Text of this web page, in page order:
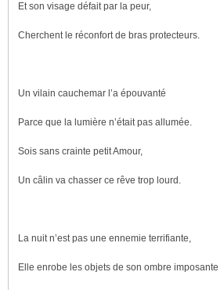
Et son visage défait par la peur,
Cherchent le réconfort de bras protecteurs.
Un vilain cauchemar l’a épouvanté
Parce que la lumière n’était pas allumée.
Sois sans crainte petit Amour,
Un câlin va chasser ce rêve trop lourd.
La nuit n’est pas une ennemie terrifiante,
Elle enrobe les objets de son ombre imposante